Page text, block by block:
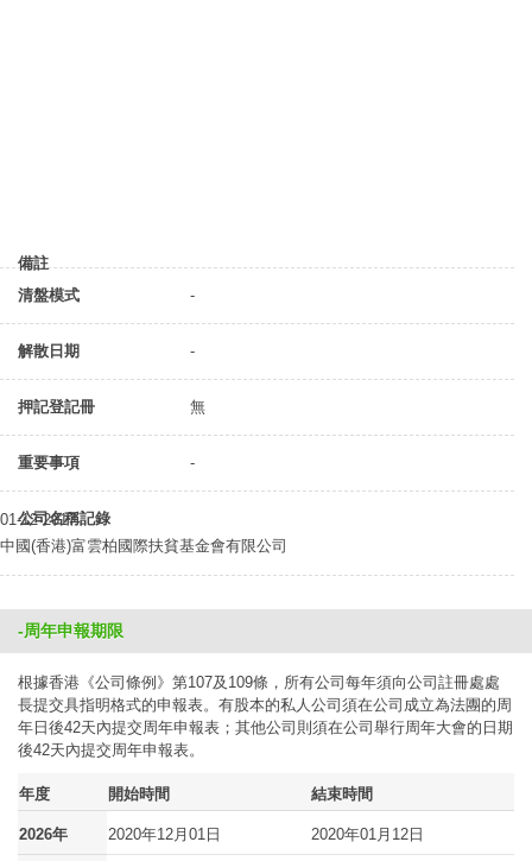
備註
清盤模式
-
解散日期 -
押記登記冊 無
重要事項 -
公司名稱記錄
01-12-2017
中國(香港)富雲柏國際扶貧基金會有限公司
-周年申報期限
根據香港《公司條例》第107及109條，所有公司每年須向公司註冊處處
長提交具指明格式的申報表。有股本的私人公司須在公司成立為法團的周
年日後42天內提交周年申報表；其他公司則須在公司舉行周年大會的日期
後42天內提交周年申報表。
年度 開始時間 結束時間
2026年 2020年12月01日 2020年01月12日